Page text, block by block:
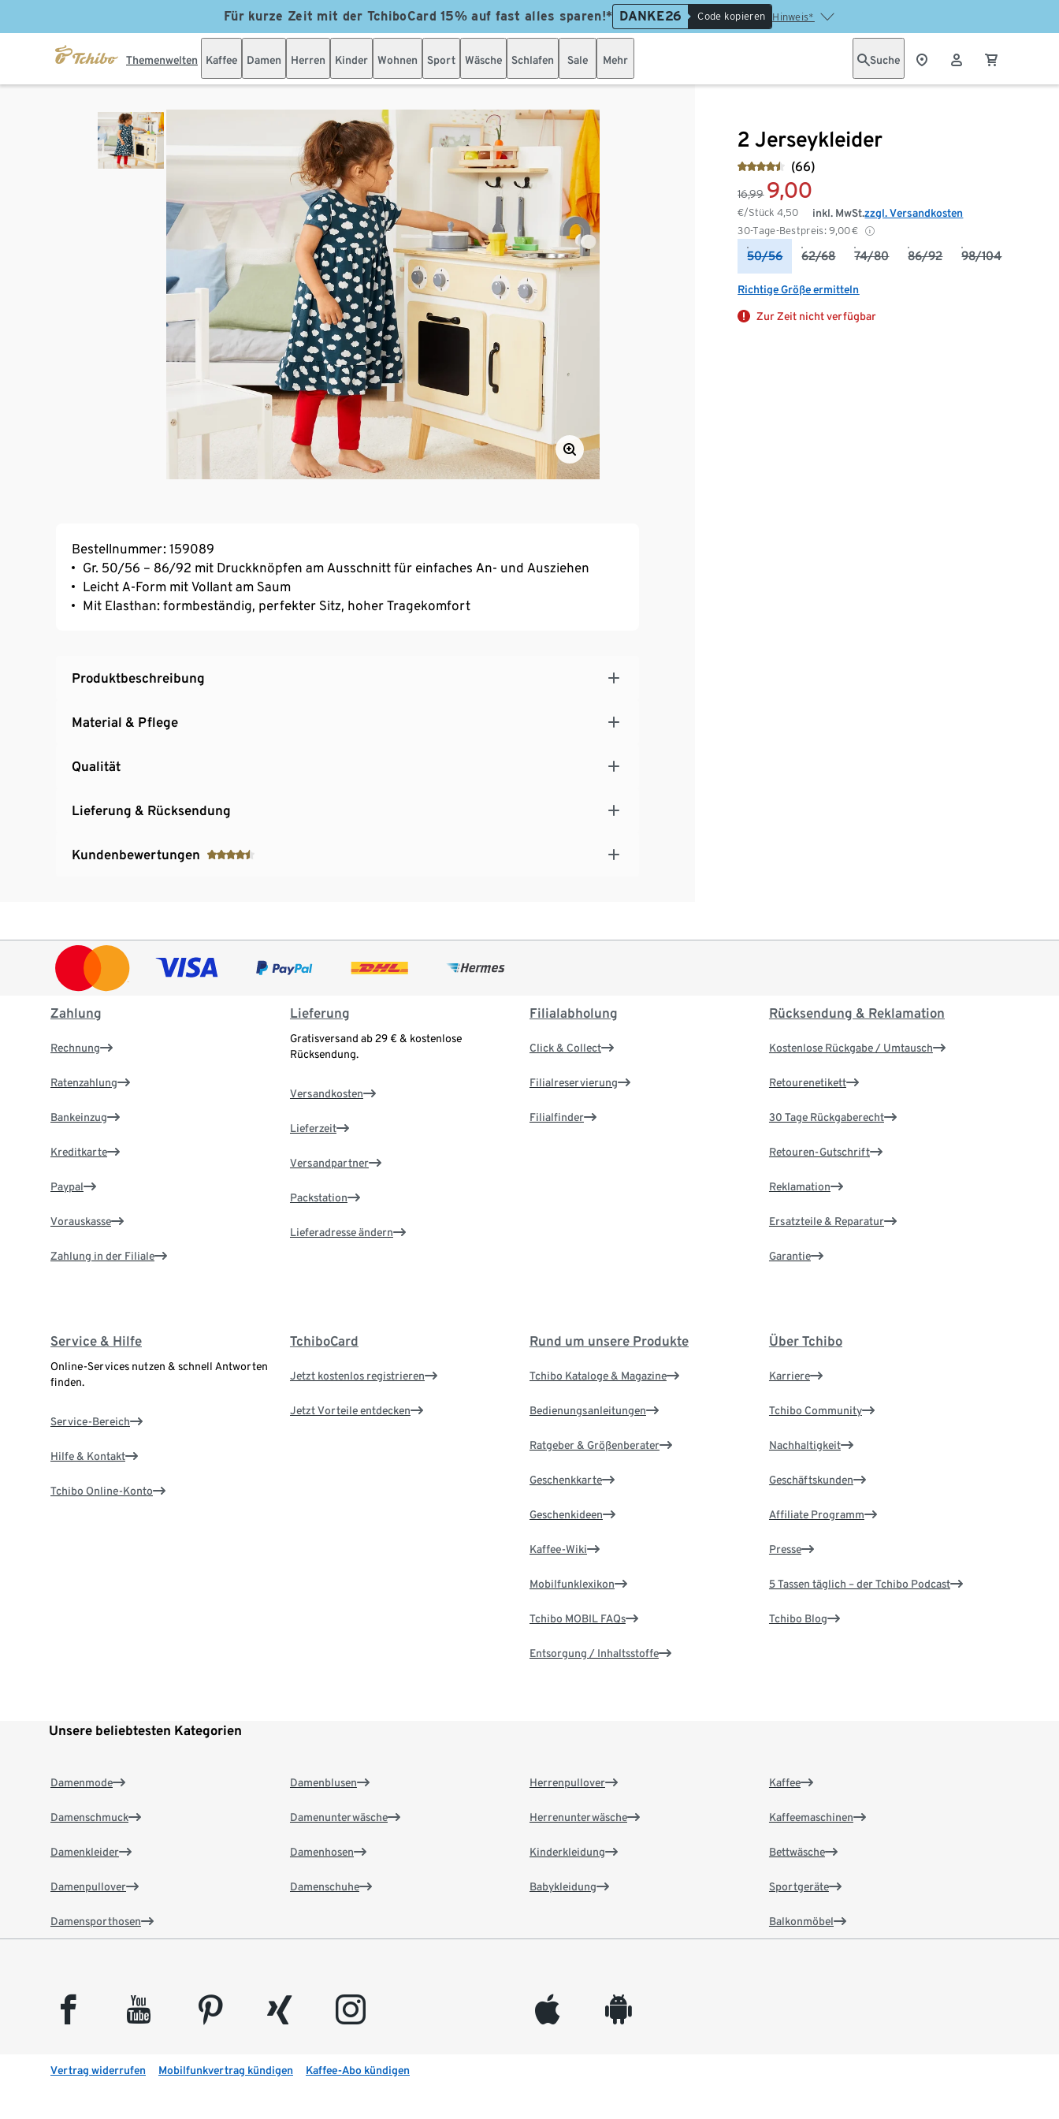
Für kurze Zeit mit der TchiboCard 15% auf fast alles sparen!* DANKE26 Code kopieren Hinweis*
Themenwelten Kaffee Damen Herren Kinder Wohnen Sport Wäsche Schlafen Sale Mehr Suche
2 Jerseykleider
(66)
16,99 9,00
€/Stück4,50
30-Tage-Bestpreis: 9,00€
inkl. MwSt.zzgl. Versandkosten
50/56 62/68 74/80 86/92 98/104
Richtige Größe ermitteln
Zur Zeit nicht verfügbar
Bestellnummer: 159089
Gr. 50/56 – 86/92 mit Druckknöpfen am Ausschnitt für einfaches An- und Ausziehen
Leicht A-Form mit Vollant am Saum
Mit Elasthan: formbeständig, perfekter Sitz, hoher Tragekomfort
Produktbeschreibung
Material & Pflege
Qualität
Lieferung & Rücksendung
Kundenbewertungen
Zahlung
Rechnung
Ratenzahlung
Bankeinzug
Kreditkarte
Paypal
Vorauskasse
Zahlung in der Filiale
Lieferung
Gratisversand ab 29 € & kostenlose
Rücksendung.
Versandkosten
Lieferzeit
Versandpartner
Packstation
Lieferadresse ändern
Filialabholung
Click & Collect
Filialreservierung
Filialfinder
Rücksendung & Reklamation
Kostenlose Rückgabe / Umtausch
Retourenetikett
30 Tage Rückgaberecht
Retouren-Gutschrift
Reklamation
Ersatzteile & Reparatur
Garantie
Service & Hilfe
Online-Services nutzen & schnell Antworten
finden.
Service-Bereich
Hilfe & Kontakt
Tchibo Online-Konto
TchiboCard
Jetzt kostenlos registrieren
Jetzt Vorteile entdecken
Rund um unsere Produkte
Tchibo Kataloge & Magazine
Bedienungsanleitungen
Ratgeber & Größenberater
Geschenkkarte
Geschenkideen
Kaffee-Wiki
Mobilfunklexikon
Tchibo MOBIL FAQs
Entsorgung / Inhaltsstoffe
Über Tchibo
Karriere
Tchibo Community
Nachhaltigkeit
Geschäftskunden
Affiliate Programm
Presse
5 Tassen täglich – der Tchibo Podcast
Tchibo Blog
Unsere beliebtesten Kategorien
Damenmode
Damenschmuck
Damenkleider
Damenpullover
Damensporthosen
Damenblusen
Damenunterwäsche
Damenhosen
Damenschuhe
Herrenpullover
Herrenunterwäsche
Kinderkleidung
Babykleidung
Kaffee
Kaffeemaschinen
Bettwäsche
Sportgeräte
Balkonmöbel
facebook youtube pinterest xing instagram appleinc android
Vertrag widerrufen Mobilfunkvertrag kündigen Kaffee-Abo kündigen